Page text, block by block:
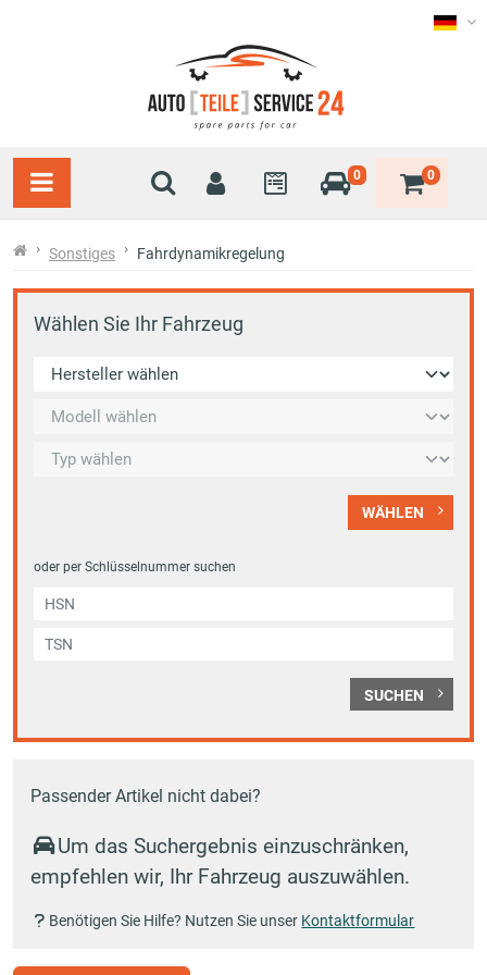
0 0
Sonstiges Fahrdynamikregelung
Wählen Sie Ihr Fahrzeug
WÄHLEN
oder per Schlüsselnummer suchen
SUCHEN
Passender Artikel nicht dabei?
Um das Suchergebnis einzuschränken,
empfehlen wir, Ihr Fahrzeug auszuwählen.
Benötigen Sie Hilfe? Nutzen Sie unser Kontaktformular